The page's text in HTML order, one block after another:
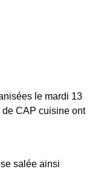
le mardi 13
CAP cuisine ont
salée ainsi